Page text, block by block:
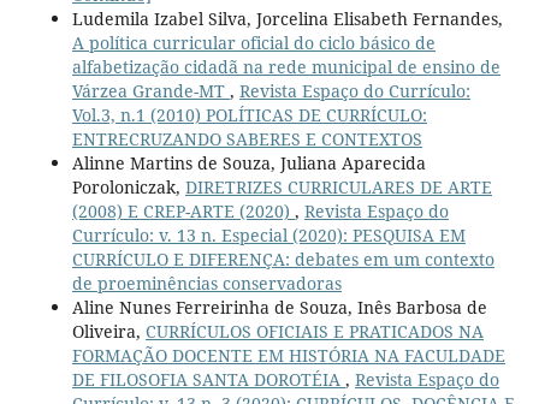
Ludemila Izabel Silva, Jorcelina Elisabeth Fernandes,
A política curricular oficial do ciclo básico de
alfabetização cidadã na rede municipal de ensino de
Várzea Grande-MT , Revista Espaço do Currículo:
Vol.3, n.1 (2010) POLÍTICAS DE CURRÍCULO:
ENTRECRUZANDO SABERES E CONTEXTOS
Alinne Martins de Souza, Juliana Aparecida
Poroloniczak, DIRETRIZES CURRICULARES DE ARTE
(2008) E CREP-ARTE (2020) , Revista Espaço do
Currículo: v. 13 n. Especial (2020): PESQUISA EM
CURRÍCULO E DIFERENÇA: debates em um contexto
de proeminências conservadoras
Aline Nunes Ferreirinha de Souza, Inês Barbosa de
Oliveira, CURRÍCULOS OFICIAIS E PRATICADOS NA
FORMAÇÃO DOCENTE EM HISTÓRIA NA FACULDADE
DE FILOSOFIA SANTA DOROTÉIA , Revista Espaço do